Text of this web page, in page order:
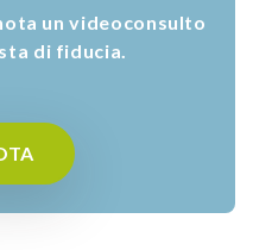
un videoconsulto
di fiducia.